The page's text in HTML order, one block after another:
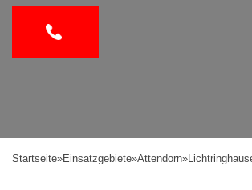
Startseite»Einsatzgebiete»Attendorn»